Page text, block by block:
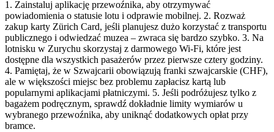
1. Zainstaluj aplikację przewoźnika, aby otrzymywać
powiadomienia o statusie lotu i odprawie mobilnej. 2. Rozważ
zakup karty Zürich Card, jeśli planujesz dużo korzystać z transportu
publicznego i odwiedzać muzea – zwraca się bardzo szybko. 3. Na
lotnisku w Zurychu skorzystaj z darmowego Wi-Fi, które jest
dostępne dla wszystkich pasażerów przez pierwsze cztery godziny.
4. Pamiętaj, że w Szwajcarii obowiązują franki szwajcarskie (CHF),
ale w większości miejsc bez problemu zapłacisz kartą lub
popularnymi aplikacjami płatniczymi. 5. Jeśli podróżujesz tylko z
bagażem podręcznym, sprawdź dokładnie limity wymiarów u
wybranego przewoźnika, aby uniknąć dodatkowych opłat przy
bramce.